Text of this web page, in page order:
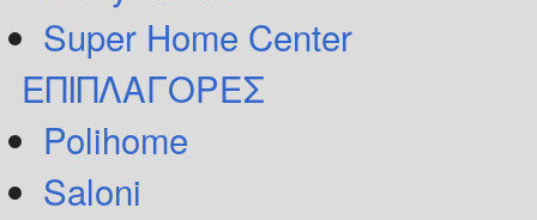
Super Home Center
ΕΠΙΠΛΑΓΟΡΕΣ
Polihome
Saloni